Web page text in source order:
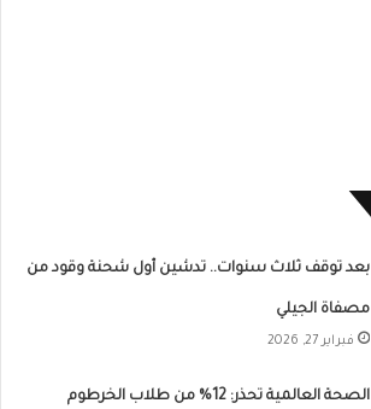
بعد توقف ثلاث سنوات.. تدشين أول شحنة وقود من
مصفاة الجيلي
فبراير 27, 2026
الصحة العالمية تحذر: 12% من طلاب الخرطوم